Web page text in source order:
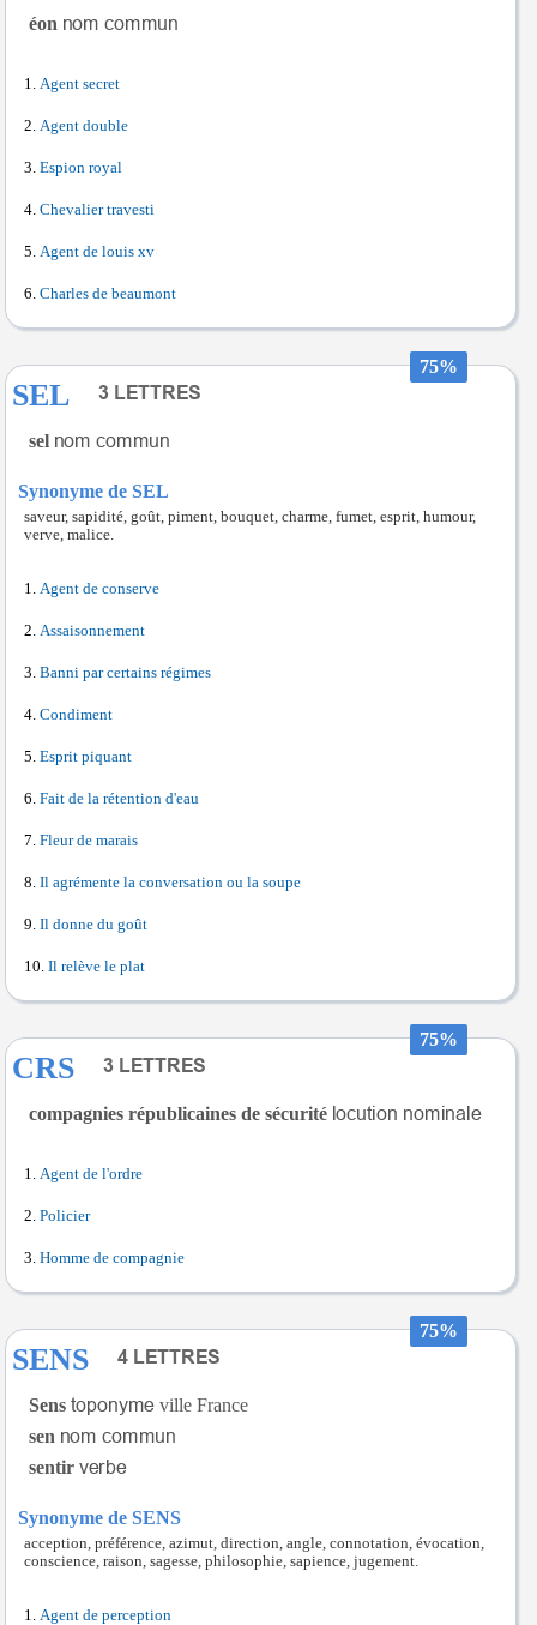
éon
Agent secret
Agent double
Espion royal
Chevalier travesti
Agent de louis xv
Charles de beaumont
75%
SEL
sel
Synonyme de SEL
saveur, sapidité, goût, piment, bouquet, charme, fumet, esprit, humour,
verve, malice.
Agent de conserve
Assaisonnement
Banni par certains régimes
Condiment
Esprit piquant
Fait de la rétention d'eau
Fleur de marais
Il agrémente la conversation ou la soupe
Il donne du goût
Il relève le plat
75%
CRS
compagnies républicaines de sécurité
Agent de l'ordre
Policier
Homme de compagnie
75%
SENS
Sens
ville France
sen
sentir
Synonyme de SENS
acception, préférence, azimut, direction, angle, connotation, évocation,
conscience, raison, sagesse, philosophie, sapience, jugement.
Agent de perception